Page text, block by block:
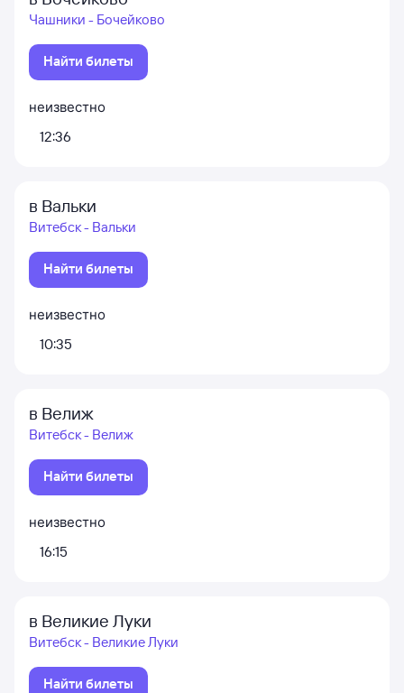
Чашники - Бочейково
Найти билеты
неизвестно
12:36
в Вальки
Витебск - Вальки
Найти билеты
неизвестно
10:35
в Велиж
Витебск - Велиж
Найти билеты
неизвестно
16:15
в Великие Луки
Витебск - Великие Луки
Найти билеты